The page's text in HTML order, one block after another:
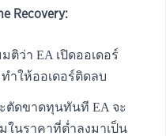
Recovery:
ติว่า EA เปิดออเดอร์
ำให้ออเดอร์ติดลบ
ตัดขาดทุนทันที EA จะ
มในราคาที่ต่ำลงมาเป็น